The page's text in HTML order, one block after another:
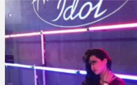
o
s
a
o